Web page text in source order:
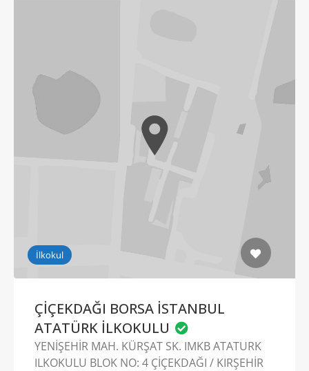
İlkokul
ÇİÇEKDAĞI BORSA İSTANBUL
ATATÜRK İLKOKULU
YENİŞEHİR MAH. KÜRŞAT SK. IMKB ATATURK
ILKOKULU BLOK NO: 4 ÇİÇEKDAĞI / KIRŞEHİR